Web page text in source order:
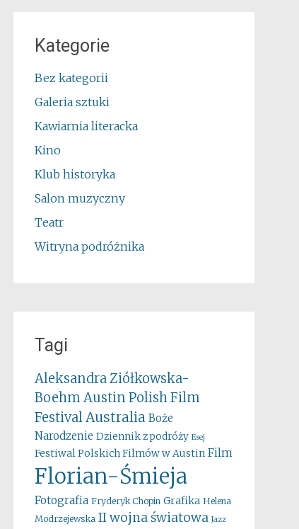
Kategorie
Bez kategorii
Galeria sztuki
Kawiarnia literacka
Kino
Klub historyka
Salon muzyczny
Teatr
Witryna podróżnika
Tagi
Aleksandra Ziółkowska-
Boehm Austin Polish Film
FestivalAustralia Boże
Narodzenie Dziennik z podróży Esej
Festiwal Polskich Filmów w Austin Film
Florian-Śmieja
Fotografia Fryderyk Chopin Grafika Helena
Modrzejewska II wojna światowa Jazz